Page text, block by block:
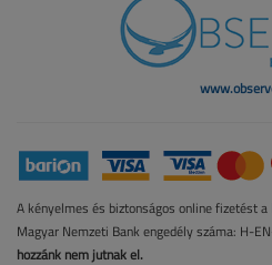
A kényelmes és biztonságos online fizetést a
Magyar Nemzeti Bank engedély száma: H-
hozzánk nem jutnak el.